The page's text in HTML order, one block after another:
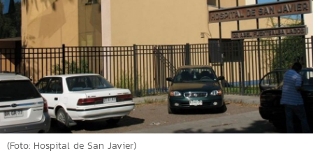
(Foto: Hospital de San Javier)